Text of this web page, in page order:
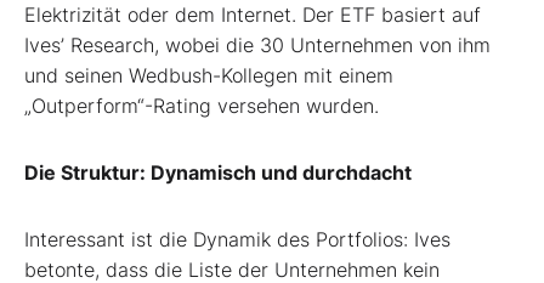
Elektrizität oder dem Internet. Der ETF basiert auf
Ives’ Research, wobei die 30 Unternehmen von ihm
und seinen Wedbush-Kollegen mit einem
„Outperform“-Rating versehen wurden.
Die Struktur: Dynamisch und durchdacht
Interessant ist die Dynamik des Portfolios: Ives
betonte, dass die Liste der Unternehmen kein